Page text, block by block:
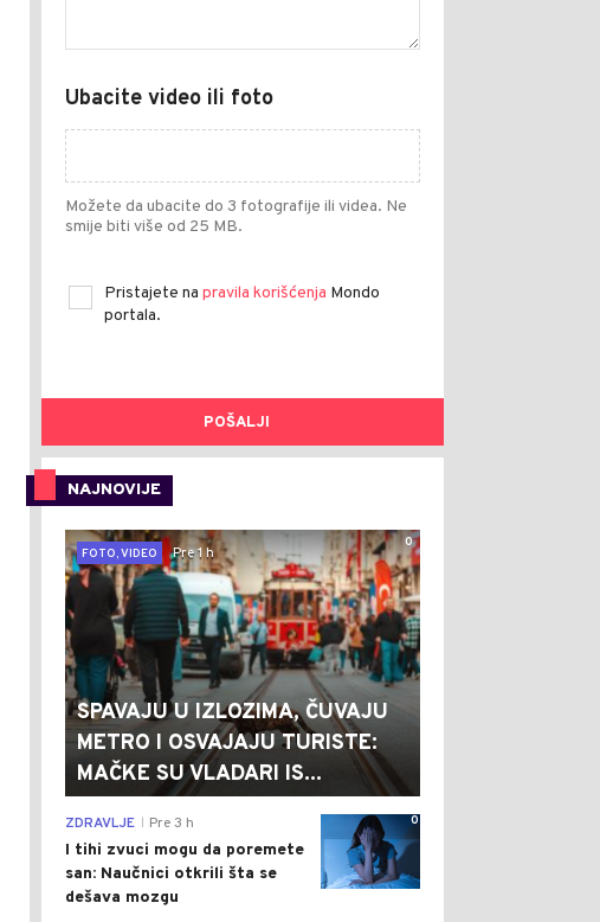
Ubacite video ili foto
Možete da ubacite do 3 fotografije ili videa. Ne
smije biti više od 25 MB.
Pristajete na pravila korišćenja Mondo
portala.
POŠALJI
NAJNOVIJE
0
FOTO, VIDEO
Pre 1 h
SPAVAJU U IZLOZIMA, ČUVAJU
METRO I OSVAJAJU TURISTE:
MAČKE SU VLADARI IS...
0
ZDRAVLJE Pre 3 h
I tihi zvuci mogu da poremete
san: Naučnici otkrili šta se
dešava mozgu